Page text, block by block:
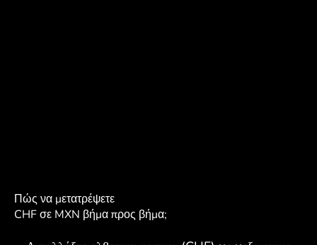
Πώς να μετατρέψετε
CHF σε MXN βήμα προς βήμα;